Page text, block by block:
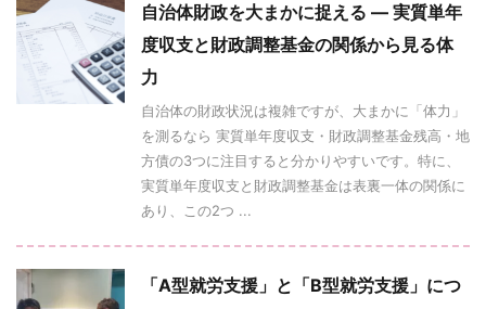
自治体財政を大まかに捉える ― 実質単年
度収支と財政調整基金の関係から見る体
力
自治体の財政状況は複雑ですが、大まかに「体力」
を測るなら 実質単年度収支・財政調整基金残高・地
方債の3つに注目すると分かりやすいです。特に、
実質単年度収支と財政調整基金は表裏一体の関係に
あり、この2つ ...
「A型就労支援」と「B型就労支援」につ